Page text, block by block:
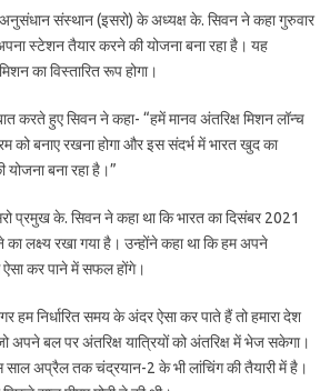
अनुसंधान संस्थान (इसरो) के अध्यक्ष के. सिवन ने कहा गुरुवार
स्टेशन तैयार करने की योजना बना रहा है। यह
का विस्तारित रूप होगा।
करते हुए सिवन ने कहा- “हमें मानव अंतरिक्ष मिशन लॉन्च
को बनाए रखना होगा और इस संदर्भ में भारत खुद का
बना रहा है।”
प्रमुख के. सिवन ने कहा था कि भारत का दिसंबर 2021
लक्ष्य रखा गया है। उन्होंने कहा था कि हम अपने
कर पाने में सफल होंगे।
हम निर्धारित समय के अंदर ऐसा कर पाते हैं तो हमारा देश
अपने बल पर अंतरिक्ष यात्रियों को अंतरिक्ष में भेज सकेगा।
साल अप्रैल तक चंद्रयान-2 के भी लांचिंग की तैयारी में है।